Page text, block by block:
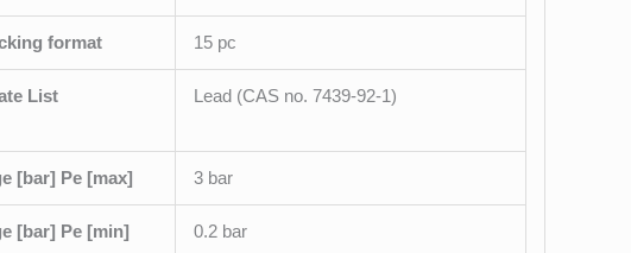
format 15 pc
List
Lead (CAS no. 7439-92-1)
[bar] Pe [max] 3 bar
[bar] Pe [min] 0.2 bar